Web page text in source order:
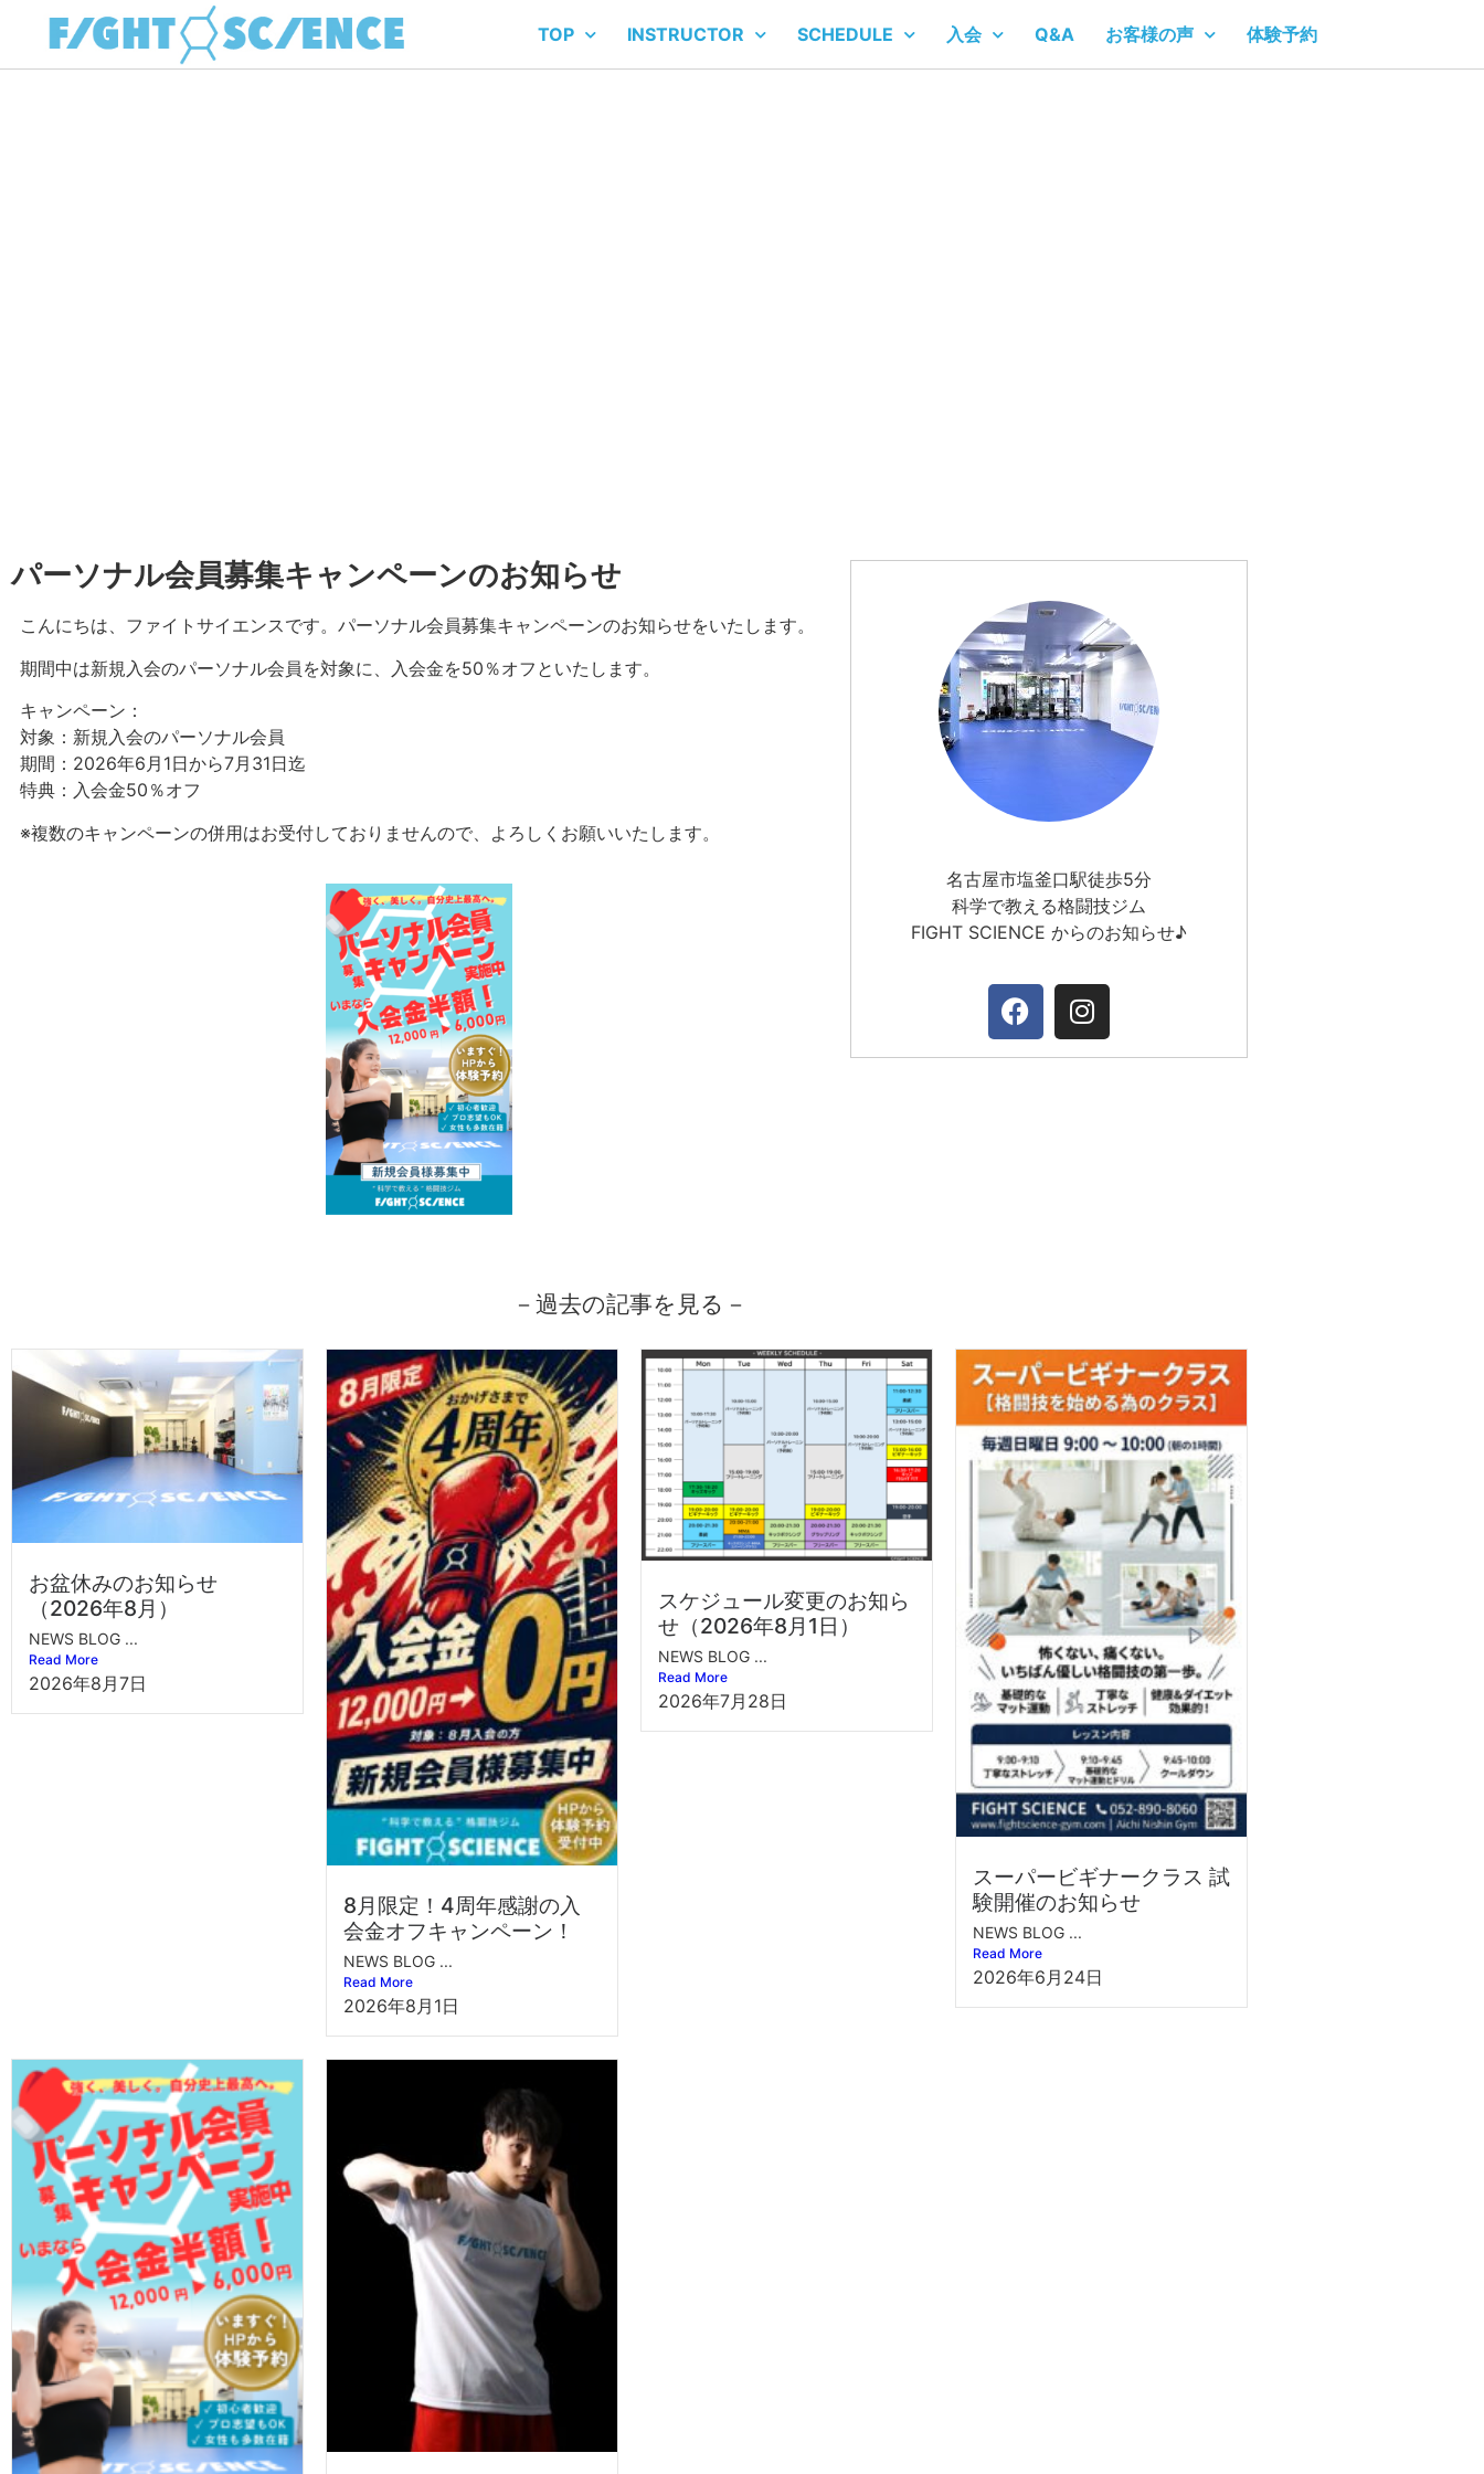
TOP INSTRUCTOR SCHEDULE 入会 Q&A お客様の声 体験予約
パーソナル会員募集キャンペーンのお知らせ
こんにちは、ファイトサイエンスです。パーソナル会員募集キャンペーンのお知らせをいたします。
期間中は新規入会のパーソナル会員を対象に、入会金を50％オフといたします。
キャンペーン：
対象：新規入会のパーソナル会員
期間：2026年6月1日から7月31日迄
特典：入会金50％オフ
※複数のキャンペーンの併用はお受付しておりませんので、よろしくお願いいたします。
名古屋市塩釜口駅徒歩5分
科学で教える格闘技ジム
FIGHT SCIENCE からのお知らせ♪
－過去の記事を見る－
お盆休みのお知らせ
（2026年8月）
NEWS BLOG ...
Read More
2026年8月7日
8月限定！4周年感謝の入
会金オフキャンペーン！
NEWS BLOG ...
Read More
2026年8月1日
スケジュール変更のお知ら
せ（2026年8月1日）
NEWS BLOG ...
Read More
2026年7月28日
スーパービギナークラス 試
験開催のお知らせ
NEWS BLOG ...
Read More
2026年6月24日